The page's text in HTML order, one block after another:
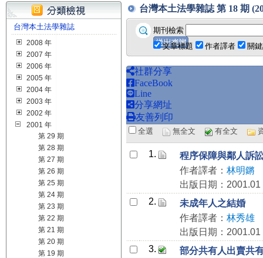
台灣本土法學雜誌
2008 年
2007 年
2006 年
2005 年
2004 年
2003 年
2002 年
2001 年
第 29 期
第 28 期
第 27 期
第 26 期
第 25 期
第 24 期
第 23 期
第 22 期
第 21 期
第 20 期
第 19 期
台灣本土法學雜誌 第 18 期
期刊檢索
文章標題
作者譯者 關
社群分享
FaceBook
Line
分享網址
友善列印
全選 無全文 有全文
1.
程序保障與鄰人訴
作者譯者： 林明鏘
出版日期：2001.01
2.
未成年人之結婚
作者譯者： 林秀雄
出版日期：2001.01
3.
部分共有人出賣共